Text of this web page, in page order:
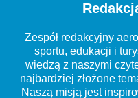
Zespół redakcyjny
sportu, edukacji i
wiedzą z naszymi
najbardziej złożone
Naszą misją jest